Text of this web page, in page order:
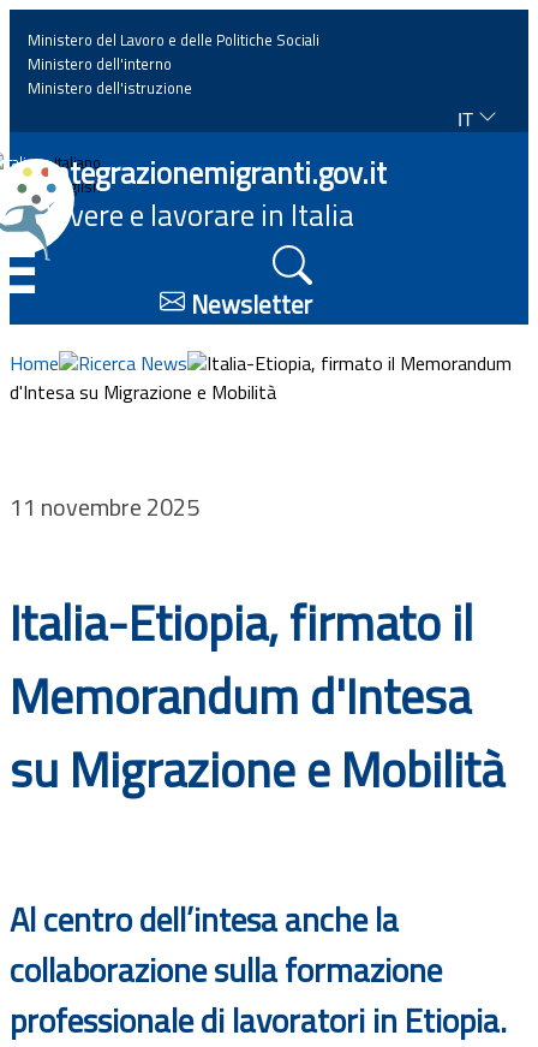
Home
News
Approfondimenti
Eventi
Progetti
Bandi
Guide
Ministero del Lavoro e delle Politiche Sociali
Ministero dell'interno
Ministero dell'istruzione
IT
Italiano
English
Integrazionemigranti.gov.it
Vivere e lavorare in Italia
Newsletter
Home Ricerca News
Italia-Etiopia, firmato il Memorandum
d'Intesa su Migrazione e Mobilità
11 novembre 2025
Italia-Etiopia, firmato il
Memorandum d'Intesa
su Migrazione e Mobilità
Al centro dell’intesa anche la
collaborazione sulla formazione
professionale di lavoratori in Etiopia.